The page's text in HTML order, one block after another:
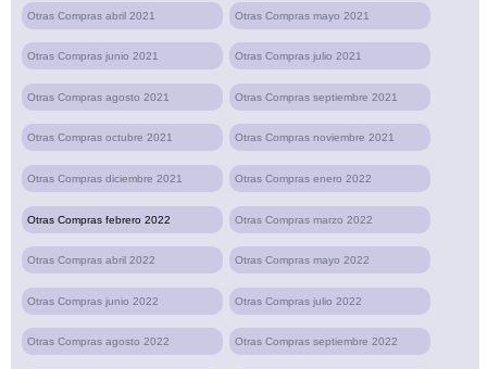
Otras Compras abril 2021 Otras Compras mayo 2021
Otras Compras junio 2021 Otras Compras julio 2021
Otras Compras agosto 2021 Otras Compras septiembre 2021
Otras Compras octubre 2021 Otras Compras noviembre 2021
Otras Compras diciembre 2021 Otras Compras enero 2022
Otras Compras febrero 2022 Otras Compras marzo 2022
Otras Compras abril 2022 Otras Compras mayo 2022
Otras Compras junio 2022 Otras Compras julio 2022
Otras Compras agosto 2022 Otras Compras septiembre 2022